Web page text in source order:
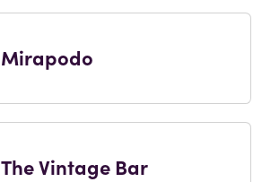
Mirapodo
The Vintage Bar